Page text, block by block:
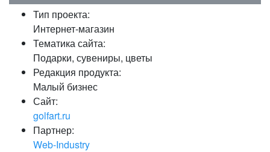
Забыли свой пароль?
или войдите с помощью
Тип проекта:
Интернет-магазин
Тематика сайта:
Подарки, сувениры, цветы
Редакция продукта:
Малый бизнес
Сайт:
golfart.ru
Партнер:
Web-Industry